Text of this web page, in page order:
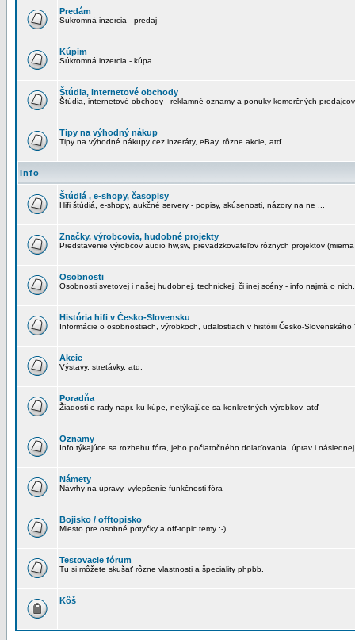
Predám
Súkromná inzercia - predaj
Kúpim
Súkromná inzercia - kúpa
Štúdia, internetové obchody
Štúdia, internetové obchody - reklamné oznamy a ponuky komerčných predajcov
Tipy na výhodný nákup
Tipy na výhodné nákupy cez inzeráty, eBay, rôzne akcie, atď ...
Info
Štúdiá , e-shopy, časopisy
Hifi štúdiá, e-shopy, aukčné servery - popisy, skúsenosti, názory na ne ...
Značky, výrobcovia, hudobné projekty
Predstavenie výrobcov audio hw,sw, prevadzkovateľov rôznych projektov
Osobnosti
Osobnosti svetovej i našej hudobnej, technickej, či inej scény - info najmä o
História hifi v Česko-Slovensku
Informácie o osobnostiach, výrobkoch, udalostiach v histórii Česko-Slovenského
Akcie
Výstavy, stretávky, atd.
Poradňa
Žiadosti o rady napr. ku kúpe, netýkajúce sa konkretných výrobkov, atď
Oznamy
Info týkajúce sa rozbehu fóra, jeho počiatočného dolaďovania, úprav i
Námety
Návrhy na úpravy, vylepšenie funkčnosti fóra
Bojisko / offtopisko
Miesto pre osobné potyčky a off-topic temy :-)
Testovacie fórum
Tu si môžete skušať rôzne vlastnosti a špeciality phpbb.
Kôš